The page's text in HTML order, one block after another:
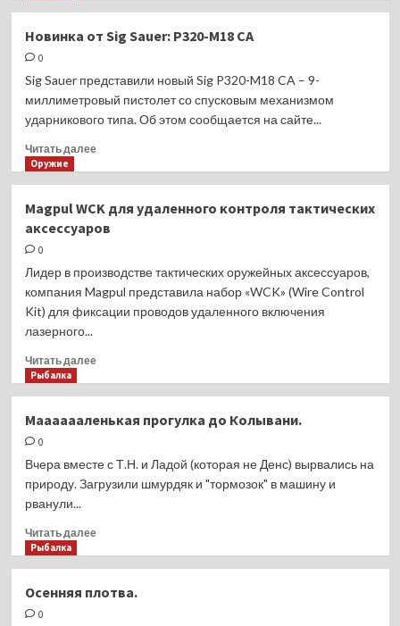
карася
Октябре!
Новинка от Sig Sauer: P320-M18 CA
0
Sig Sauer представили новый Sig P320-M18 CA – 9-
миллиметровый пистолет со спусковым механизмом
ударникового типа. Об этом сообщается на сайте...
Читать далееПрочитать
от
Sig
CA
Оружие
Magpul WCK для удаленного контроля тактических
аксессуаров
0
Лидер в производстве тактических оружейных аксессуаров,
компания Magpul представила набор «WCK» (Wire Control
Kit) для фиксации проводов удаленного включения
лазерного...
Читать далееПрочитать
WCK
удаленного
тактических
Рыбалка
Мааааааленькая прогулка до Колывани.
0
Вчера вместе с Т.Н. и Ладой (которая не Денс) вырвались на
природу. Загрузили шмурдяк и "тормозок" в машину и
рванули...
Читать далееПрочитать
прогулка
Рыбалка
Осенняя плотва.
0